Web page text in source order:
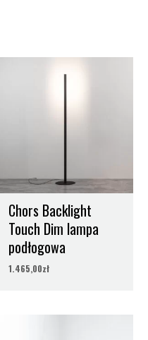
Chors Backlight
Touch Dim lampa
podłogowa
1.465,00zł
Zakres